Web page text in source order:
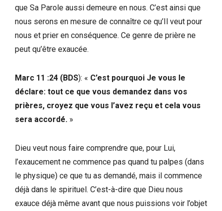
que Sa Parole aussi demeure en nous. C’est ainsi que
nous serons en mesure de connaître ce qu’Il veut pour
nous et prier en conséquence. Ce genre de prière ne
peut qu’être exaucée.
Marc 11 :24 (BDS): « C’est pourquoi Je vous le
déclare: tout ce que vous demandez dans vos
prières, croyez que vous l’avez reçu et cela vous
sera accordé. »
Dieu veut nous faire comprendre que, pour Lui,
l’exaucement ne commence pas quand tu palpes (dans
le physique) ce que tu as demandé, mais il commence
déjà dans le spirituel. C’est-à-dire que Dieu nous
exauce déjà même avant que nous puissions voir l’objet